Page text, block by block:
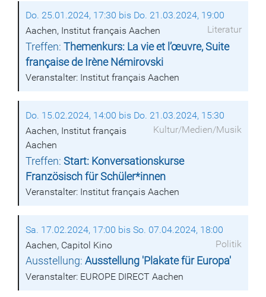
Do. 25.01.2024, 17:30 bis Do. 21.03.2024, 19:00
Literatur
Aachen, Institut français Aachen
Treffen:Themenkurs: La vie et l’œuvre, Suite
française de Irène Némirovski
Veranstalter: Institut français Aachen
Do. 15.02.2024, 14:00 bis Do. 21.03.2024, 15:30
Kultur/Medien/Musik
Aachen, Institut français
Aachen
Treffen:Start: Konversationskurse
Französisch für Schüler*innen
Veranstalter: Institut français Aachen
Sa. 17.02.2024, 17:00 bis So. 07.04.2024, 18:00
Politik
Aachen, Capitol Kino
Ausstellung:Ausstellung 'Plakate für Europa'
Veranstalter: EUROPE DIRECT Aachen